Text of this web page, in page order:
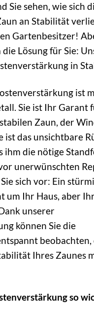
Sie sehen, wie sich
an Stabilität
Gartenbesitzer!
Lösung für Sie:
in
ist
Sie ist Ihr Garant
Zaun, der
ist das unsichtbare
ihm die nötige
unerwünschten
sich vor: Ein
um Ihr Haus, aber
unserer
können Sie die
beobachten,
Ihres Zaunes
so